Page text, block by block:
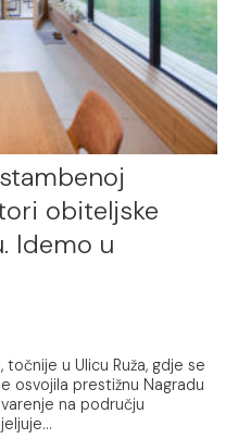
obiteljske
Idemo u
u Ulicu Ruža, gdje se
osvojila prestižnu Nagradu
na području